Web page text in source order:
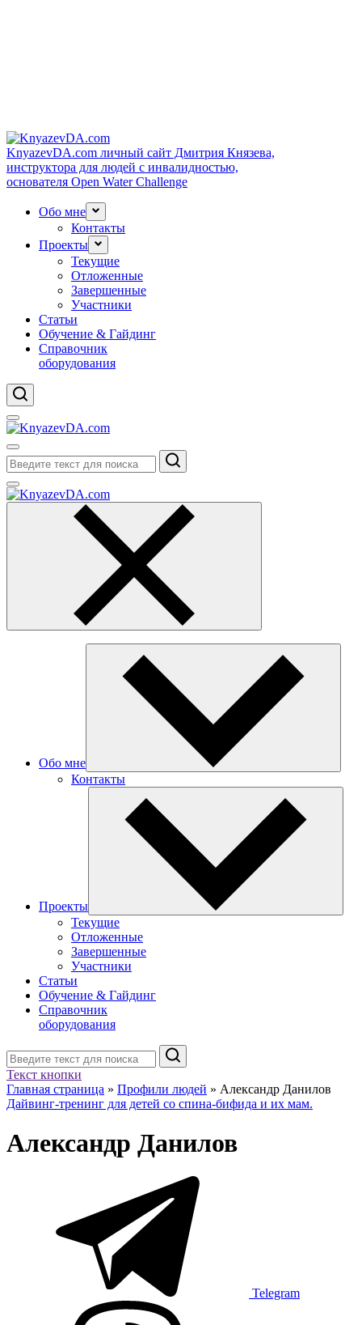
KnyazevDA.com личный сайт Дмитрия Князева,
инструктора для людей с инвалидностью,
основателя Open Water Challenge
Обо мне
Контакты
Проекты
Текущие
Отложенные
Завершенные
Участники
Статьи
Обучение & Гайдинг
Справочник
оборудования
Поиск
Обо мне
Контакты
Проекты
Текущие
Отложенные
Завершенные
Участники
Статьи
Обучение & Гайдинг
Справочник
оборудования
Поиск
Текст кнопки
Главная страница » Профили людей » Александр Данилов
Дайвинг-тренинг для детей со спина-бифида и их мам.
Александр Данилов
Telegram